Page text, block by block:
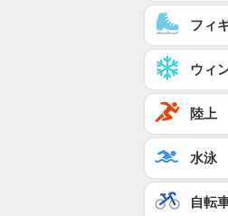
フィ
ウィ
陸上
水泳
自転